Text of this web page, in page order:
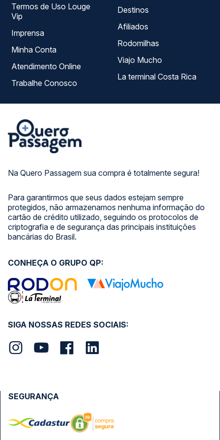
Na Quero Passagem sua compra é totalmente segura!
Para garantirmos que seus dados estejam sempre
protegidos, não armazenamos nenhuma informação do
cartão de crédito utilizado, seguindo os protocolos de
criptografia e de segurança das principais instituições
bancárias do Brasil.
Termos de Uso Louge
Vip
Imprensa
Minha Conta
Atendimento Online
Trabalhe Conosco
Destinos
Afiliados
Rodomilhas
Viajo Mucho
La terminal Costa Rica
SIGA NOSSAS REDES SOCIAIS:
CONHEÇA O GRUPO QP:
SEGURANÇA